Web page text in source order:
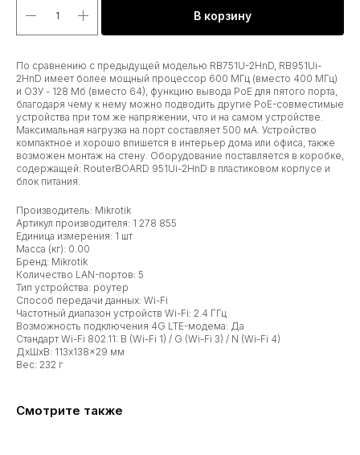
В корзину
По сравнению с предыдущей моделью RB751U-2HnD, RB951Ui-
2HnD имеет более мощный процессор 600 МГц (вместо 400 МГц)
и ОЗУ - 128 Мб (вместо 64), функцию вывода PoE для пятого порта,
благодаря чему к нему можно подводить другие PoE-совместимые
устройства при том же напряжении, что и на самом устройстве.
Максимальная нагрузка на порт составляет 500 мА. Устройство
компактное и хорошо впишется в интерьер дома или офиса, также
возможен монтаж на стену. Оборудование поставляется в коробке,
содержащей: RouterBOARD 951Ui-2HnD в пластиковом корпусе и
блок питания.
Производитель: Mikrotik
Артикул производителя: 1 278 855
Единица измерения: 1 шт
Масса (кг): 0.00
Бренд: Mikrotik
Количество LAN-портов: 5
Тип устройства: роутер
Способ передачи данных: Wi-Fi
Частотный диапазон устройств Wi-Fi: 2.4 ГГц
Возможность подключения 4G LTE-модема: Да
Стандарт Wi-Fi 802.11: B (Wi-Fi 1) / G (Wi-Fi 3) / N (Wi-Fi 4)
ДxШxВ: 113x138x29 мм
Вес: 232 г
Смотрите также